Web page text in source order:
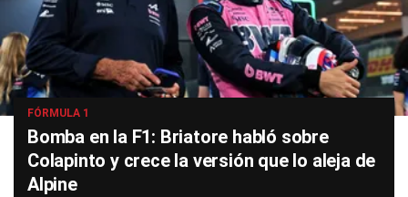
FÓRMULA 1
Bomba en la F1: Briatore habló sobre
Colapinto y crece la versión que lo aleja de
Alpine